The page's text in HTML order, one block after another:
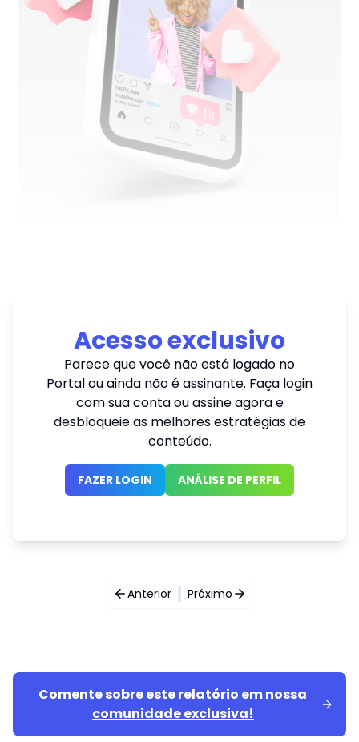
Acesso exclusivo
Parece que você não está logado no
Portal ou ainda não é assinante. Faça login
com sua conta ou assine agora e
desbloqueie as melhores estratégias de
conteúdo.
FAZER LOGIN ANÁLISE DE PERFIL
Anterior Próximo
Comente sobre este relatório em nossa
comunidade exclusiva!